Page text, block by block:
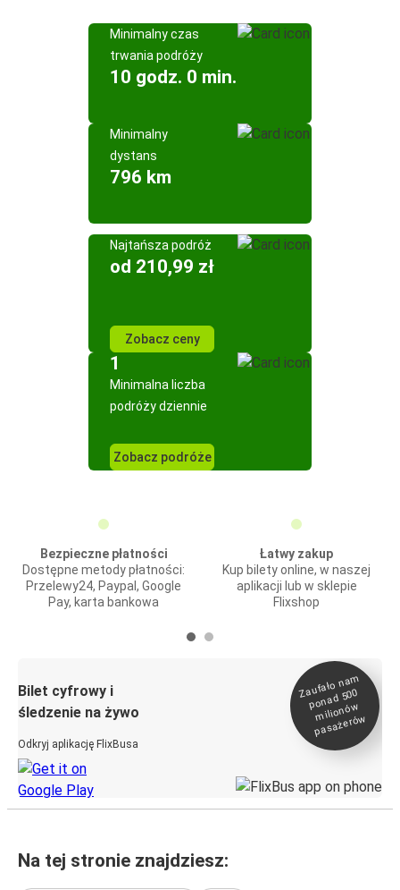
Minimalny czas
trwania podróży
10 godz. 0 min.
Minimalny
dystans
796 km
Najtańsza podróż
od 210,99 zł
Zobacz ceny
1
Minimalna liczba
podróży dziennie
Zobacz podróże
Bezpieczne płatności
Dostępne metody płatności:
Przelewy24, Paypal, Google
Pay, karta bankowa
Łatwy zakup
Kup bilety online, w naszej
aplikacji lub w sklepie
Flixshop
Bilet cyfrowy i
śledzenie na żywo
Odkryj aplikację FlixBusa
Zaufało na
m
ponad 500
milionó
w
pasażeró
w
Na tej stronie znajdziesz: